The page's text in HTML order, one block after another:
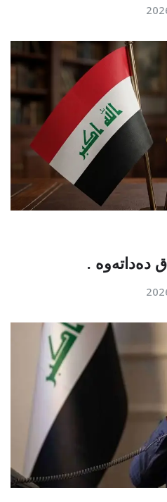
دەداتەوە .